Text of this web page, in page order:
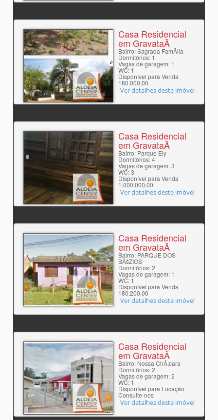
Casa Residencial
em GravataÃ­
Bairro: Sagrada FamÃ­lia
Dormitórios: 1
Vagas de garagem: 1
WC: 1
Disponível para Venda
180.000,00
Ver detalhes deste imóvel
Casa Residencial
em GravataÃ­
Bairro: Parque Ely
Dormitórios: 4
Vagas de garagem: 3
WC: 3
Disponível para Venda
1.000.000,00
Ver detalhes deste imóvel
Casa Residencial
em GravataÃ­
Bairro: PARQUE DOS
BÃšZIOS
Dormitórios: 2
Vagas de garagem: 1
WC: 1
Disponível para Venda
180.200,00
Ver detalhes deste imóvel
Casa Residencial
em GravataÃ­
Bairro: Nossa ChÃ¡cara
Dormitórios: 2
Vagas de garagem: 2
WC: 1
Disponível para Locação
Consulte-nos
Ver detalhes deste imóvel